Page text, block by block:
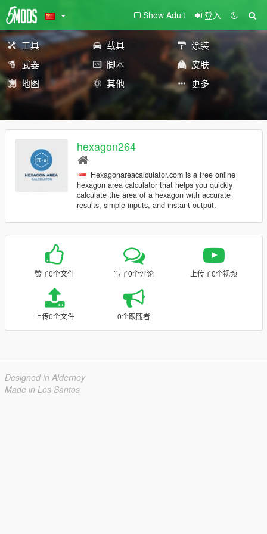
Show Adult 登入
工具 载具
涂装
武器
脚本
皮肤
地图
其他 更多
hexagon264
Hexagonareacalculator.com is a free online
hexagon area calculator that helps you quickly
calculate the area of a hexagon with accurate
results, simple inputs, and instant output.
赞了0个文件 写了0个评论 上传了0个视频
上传0个文件 0个跟随者
Designed in Alderney
Made in Los Santos